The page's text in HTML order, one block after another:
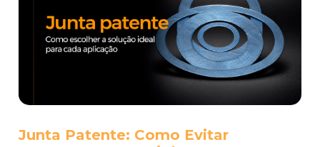
Junta Patente: Como Evitar